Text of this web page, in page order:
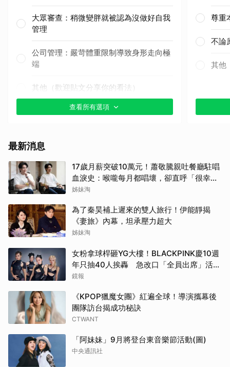
大眾審查：稍微變胖就被認為沒做好自我
管理
公司管理：嚴苛體重限制導致身形走向極
端
其他（歡迎貼文分享你的看法）
查看所有選項
尊重
不論
其他
最新消息
17歲月薪突破10萬元！蕭敬騰親吐餐廳駐唱
血淚史：喉嚨每月都唱壞，卻直呼「很幸
福」
姊妹淘
為了秦昊補上遲來的雙人旅行！伊能靜揭
《妻旅》內幕，坦承壓力超大
姊妹淘
女粉拿球桿砸YG大樓！BLACKPINK慶10週
年只抽40人挨轟 急改口「全員出席」活動
場地曝光了
鏡報
《KPOP獵魔女團》紅遍全球！導演攜幕後
團隊訪台揭成功秘訣
CTWANT
「阿妹妹」9月將登台東音樂節活動(圖)
中央通訊社